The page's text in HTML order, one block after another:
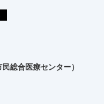
総合医療センター）